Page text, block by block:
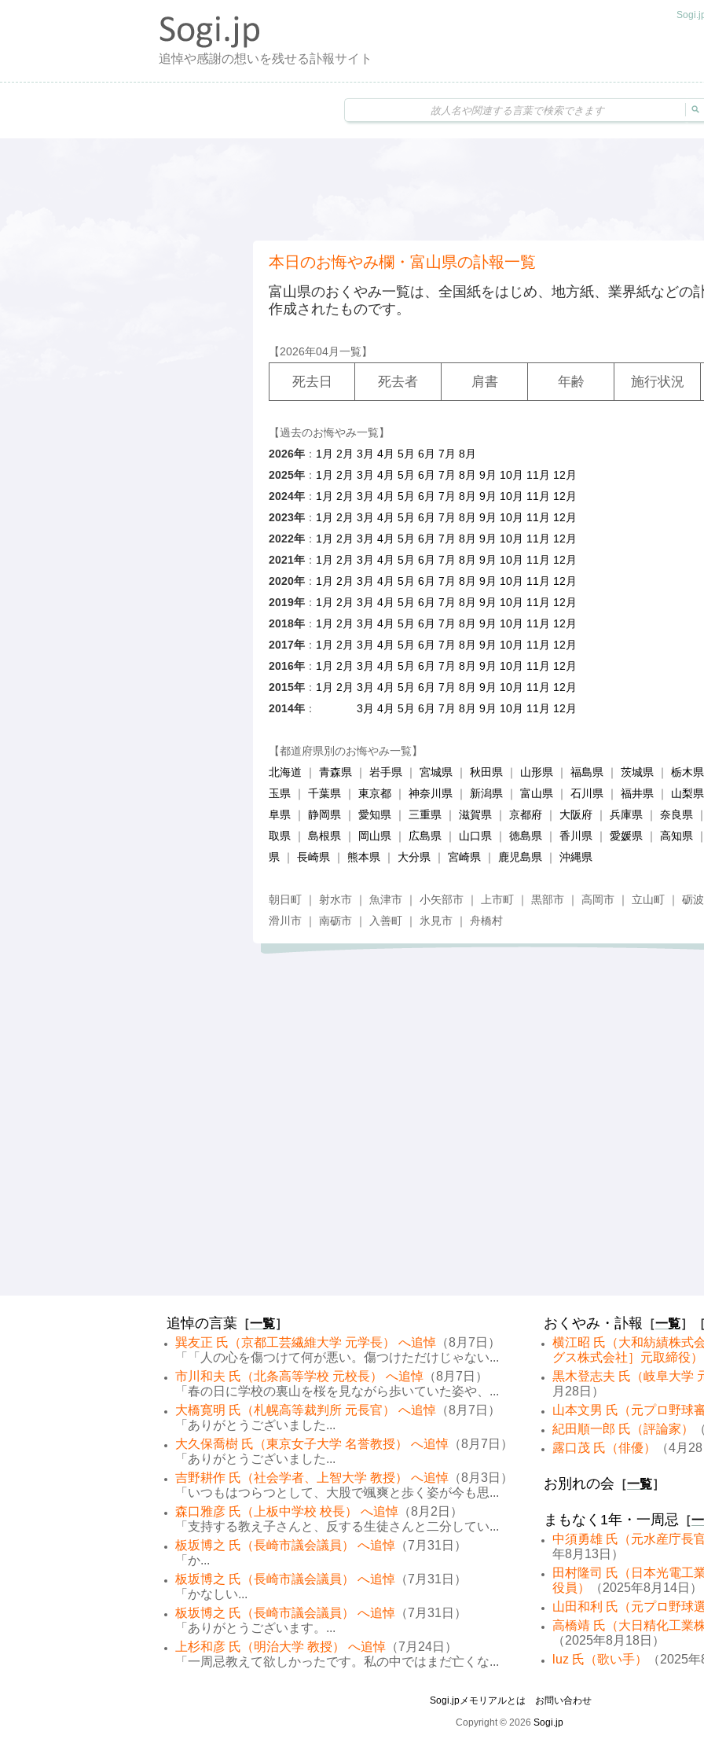
追悼や感謝の想いを残せる訃報サイト
本日のお悔やみ欄・富山県の訃報一覧
富山県のおくやみ一覧は、全国紙をはじめ、地方紙、業界紙などの
作成されたものです。
【2026年04月一覧】
死去日 死去者 肩書 年齢 施行状況
【過去のお悔やみ一覧】
2026年 ： 1月 2月 3月 4月 5月 6月 7月 8月
2025年 ： 1月 2月 3月 4月 5月 6月 7月 8月 9月 10月 11月 12月
2024年 ： 1月 2月 3月 4月 5月 6月 7月 8月 9月 10月 11月 12月
2023年 ： 1月 2月 3月 4月 5月 6月 7月 8月 9月 10月 11月 12月
2022年 ： 1月 2月 3月 4月 5月 6月 7月 8月 9月 10月 11月 12月
2021年 ： 1月 2月 3月 4月 5月 6月 7月 8月 9月 10月 11月 12月
2020年 ： 1月 2月 3月 4月 5月 6月 7月 8月 9月 10月 11月 12月
2019年 ： 1月 2月 3月 4月 5月 6月 7月 8月 9月 10月 11月 12月
2018年 ： 1月 2月 3月 4月 5月 6月 7月 8月 9月 10月 11月 12月
2017年 ： 1月 2月 3月 4月 5月 6月 7月 8月 9月 10月 11月 12月
2016年 ： 1月 2月 3月 4月 5月 6月 7月 8月 9月 10月 11月 12月
2015年 ： 1月 2月 3月 4月 5月 6月 7月 8月 9月 10月 11月 12月
2014年 ： 3月 4月 5月 6月 7月 8月 9月 10月 11月 12月
【都道府県別のお悔やみ一覧】
北海道 ｜ 青森県 ｜ 岩手県 ｜ 宮城県 ｜ 秋田県 ｜ 山形県 ｜ 福島県 ｜ 茨城県 ｜ 栃木県
玉県 ｜ 千葉県 ｜ 東京都 ｜ 神奈川県 ｜ 新潟県 ｜ 富山県 ｜ 石川県 ｜ 福井県 ｜ 山梨県
阜県 ｜ 静岡県 ｜ 愛知県 ｜ 三重県 ｜ 滋賀県 ｜ 京都府 ｜ 大阪府 ｜ 兵庫県 ｜ 奈良県
取県 ｜ 島根県 ｜ 岡山県 ｜ 広島県 ｜ 山口県 ｜ 徳島県 ｜ 香川県 ｜ 愛媛県 ｜ 高知県
県 ｜ 長崎県 ｜ 熊本県 ｜ 大分県 ｜ 宮崎県 ｜ 鹿児島県 ｜ 沖縄県
朝日町 ｜ 射水市 ｜ 魚津市 ｜ 小矢部市 ｜ 上市町 ｜ 黒部市 ｜ 高岡市 ｜ 立山町 ｜ 砺
滑川市 ｜ 南砺市 ｜ 入善町 ｜ 氷見市 ｜ 舟橋村
追悼の言葉 ［一覧］
巽友正 氏（京都工芸繊維大学 元学長） へ追悼 （8月7日）
「「人の心を傷つけて何が悪い。傷つけただけじゃない...
市川和夫 氏（北条高等学校 元校長） へ追悼 （8月7日）
「春の日に学校の裏山を桜を見ながら歩いていた姿や、...
大橋寛明 氏（札幌高等裁判所 元長官） へ追悼 （8月7日）
「ありがとうございました...
大久保喬樹 氏（東京女子大学 名誉教授） へ追悼 （8月7日）
「ありがとうございました...
吉野耕作 氏（社会学者、上智大学 教授） へ追悼 （8月3日）
「いつもはつらつとして、大股で颯爽と歩く姿が今も思...
森口雅彦 氏（上板中学校 校長） へ追悼 （8月2日）
「支持する教え子さんと、反する生徒さんと二分してい...
板坂博之 氏（長崎市議会議員） へ追悼 （7月31日）
「か...
板坂博之 氏（長崎市議会議員） へ追悼 （7月31日）
「かなしい...
板坂博之 氏（長崎市議会議員） へ追悼 （7月31日）
「ありがとうございます。...
上杉和彦 氏（明治大学 教授） へ追悼 （7月24日）
「一周忌教えて欲しかったです。私の中ではまだ亡くな...
おくやみ・訃報 ［一覧］
横江昭 氏（大和紡績株式
グス株式会社］元取締役）
黒木登志夫 氏（岐阜大学
月28日）
山本文男 氏（元プロ野球
紀田順一郎 氏（評論家）
露口茂 氏（俳優）
（4月
お別れの会 ［一覧］
まもなく1年・一周忌 ［
中須勇雄 氏（元水産庁長
年8月13日）
田村隆司 氏（日本光電工
役員）
（2025年8月14日）
山田和利 氏（元プロ野球
高橋靖 氏（大日精化工業
（2025年8月18日）
luz 氏（歌い手）
（2025
Sogi.jpメモリアルとは
お問い合わせ
Copyright © 2026 Sogi.jp